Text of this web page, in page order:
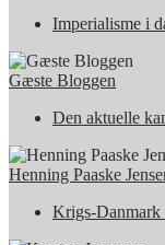
Imperialisme i
Gæste Bloggen
Den aktuelle
Henning Paaske
Krigs-Danmark